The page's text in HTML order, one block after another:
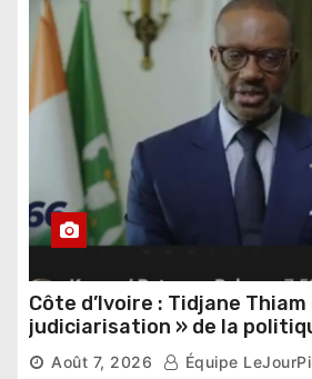
Côte d’Ivoire : Tidjane
judiciarisation » de la
poursuivre l’apaisement
Août 7, 2026 Équipe